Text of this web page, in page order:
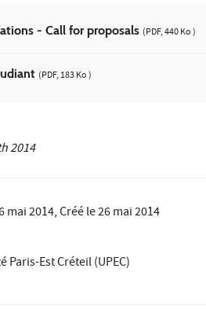
- Call for proposals (PDF, 440 Ko )
(PDF, 183 Ko )
2014
mai 2014, Créé le26 mai 2014
Paris-Est Créteil (UPEC)